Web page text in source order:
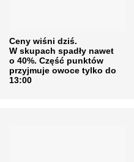
Ceny wiśni dziś.
W skupach spadły nawet
o 40%. Część punktów
przyjmuje owoce tylko do
13:00